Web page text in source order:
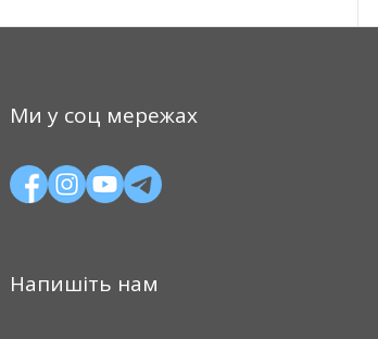
Ми у соц мережах
Напишіть нам